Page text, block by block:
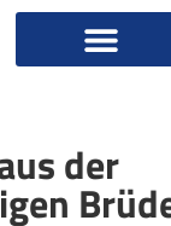
der